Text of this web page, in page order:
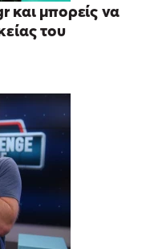
και μπορείς να
του